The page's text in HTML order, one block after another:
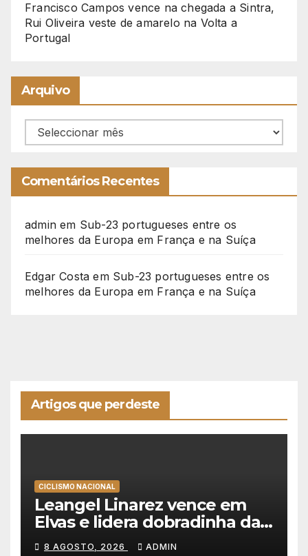
Francisco Campos vence na chegada a Sintra,
Rui Oliveira veste de amarelo na Volta a
Portugal
Arquivo
Arquivo
Comentários Recentes
admin em Sub-23 portugueses entre os
melhores da Europa em França e na Suíça
Edgar Costa em Sub-23 portugueses entre os
melhores da Europa em França e na Suíça
Artigos que perdeste
CICLISMO NACIONAL
Leangel Linarez vence em
Elvas e lidera dobradinha da
Tavfer-Ovos Matinados-
8 AGOSTO, 2026 ADMIN